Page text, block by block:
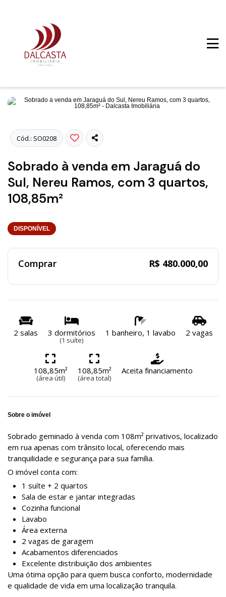
Cód.: SO0208
Sobrado à venda em Jaraguá do
Sul, Nereu Ramos, com 3 quartos,
108,85m²
DISPONÍVEL
Comprar R$ 480.000,00
2 salas 3 dormitórios
(1 suíte)
1 banheiro, 1 lavabo 2 vagas
108,85m²
(área útil)
108,85m²
(área total)
Aceita financiamento
Sobre o imóvel
Sobrado geminado à venda com 108m² privativos, localizado
em rua apenas com trânsito local, oferecendo mais
tranquilidade e segurança para sua família.
O imóvel conta com:
1 suíte + 2 quartos
Sala de estar e jantar integradas
Cozinha funcional
Lavabo
Área externa
2 vagas de garagem
Acabamentos diferenciados
Excelente distribuição dos ambientes
Uma ótima opção para quem busca conforto, modernidade
e qualidade de vida em uma localização tranquila.